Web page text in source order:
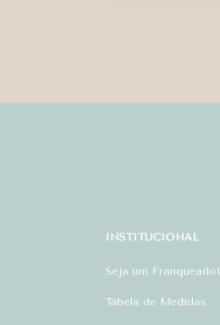
INSTITUCIONAL
Seja um Franqueado!
Tabela de Medidas